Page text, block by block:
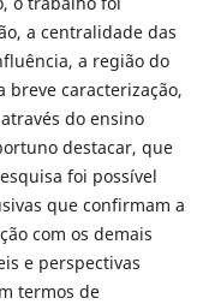
a centralidade das
a região do
breve caracterização,
do ensino
destacar, que
foi possível
que confirmam a
com os demais
e perspectivas
termos de